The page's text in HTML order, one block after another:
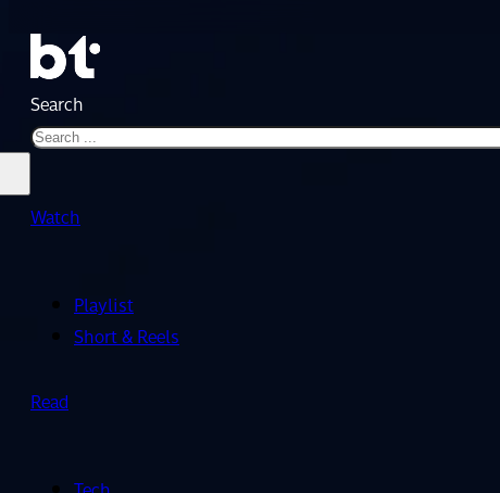
Search
Watch
Playlist
Short & Reels
Read